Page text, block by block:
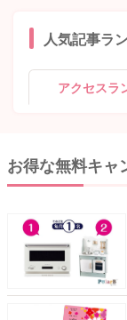
人気記事ラ
アクセスラ
お得な無料キャ